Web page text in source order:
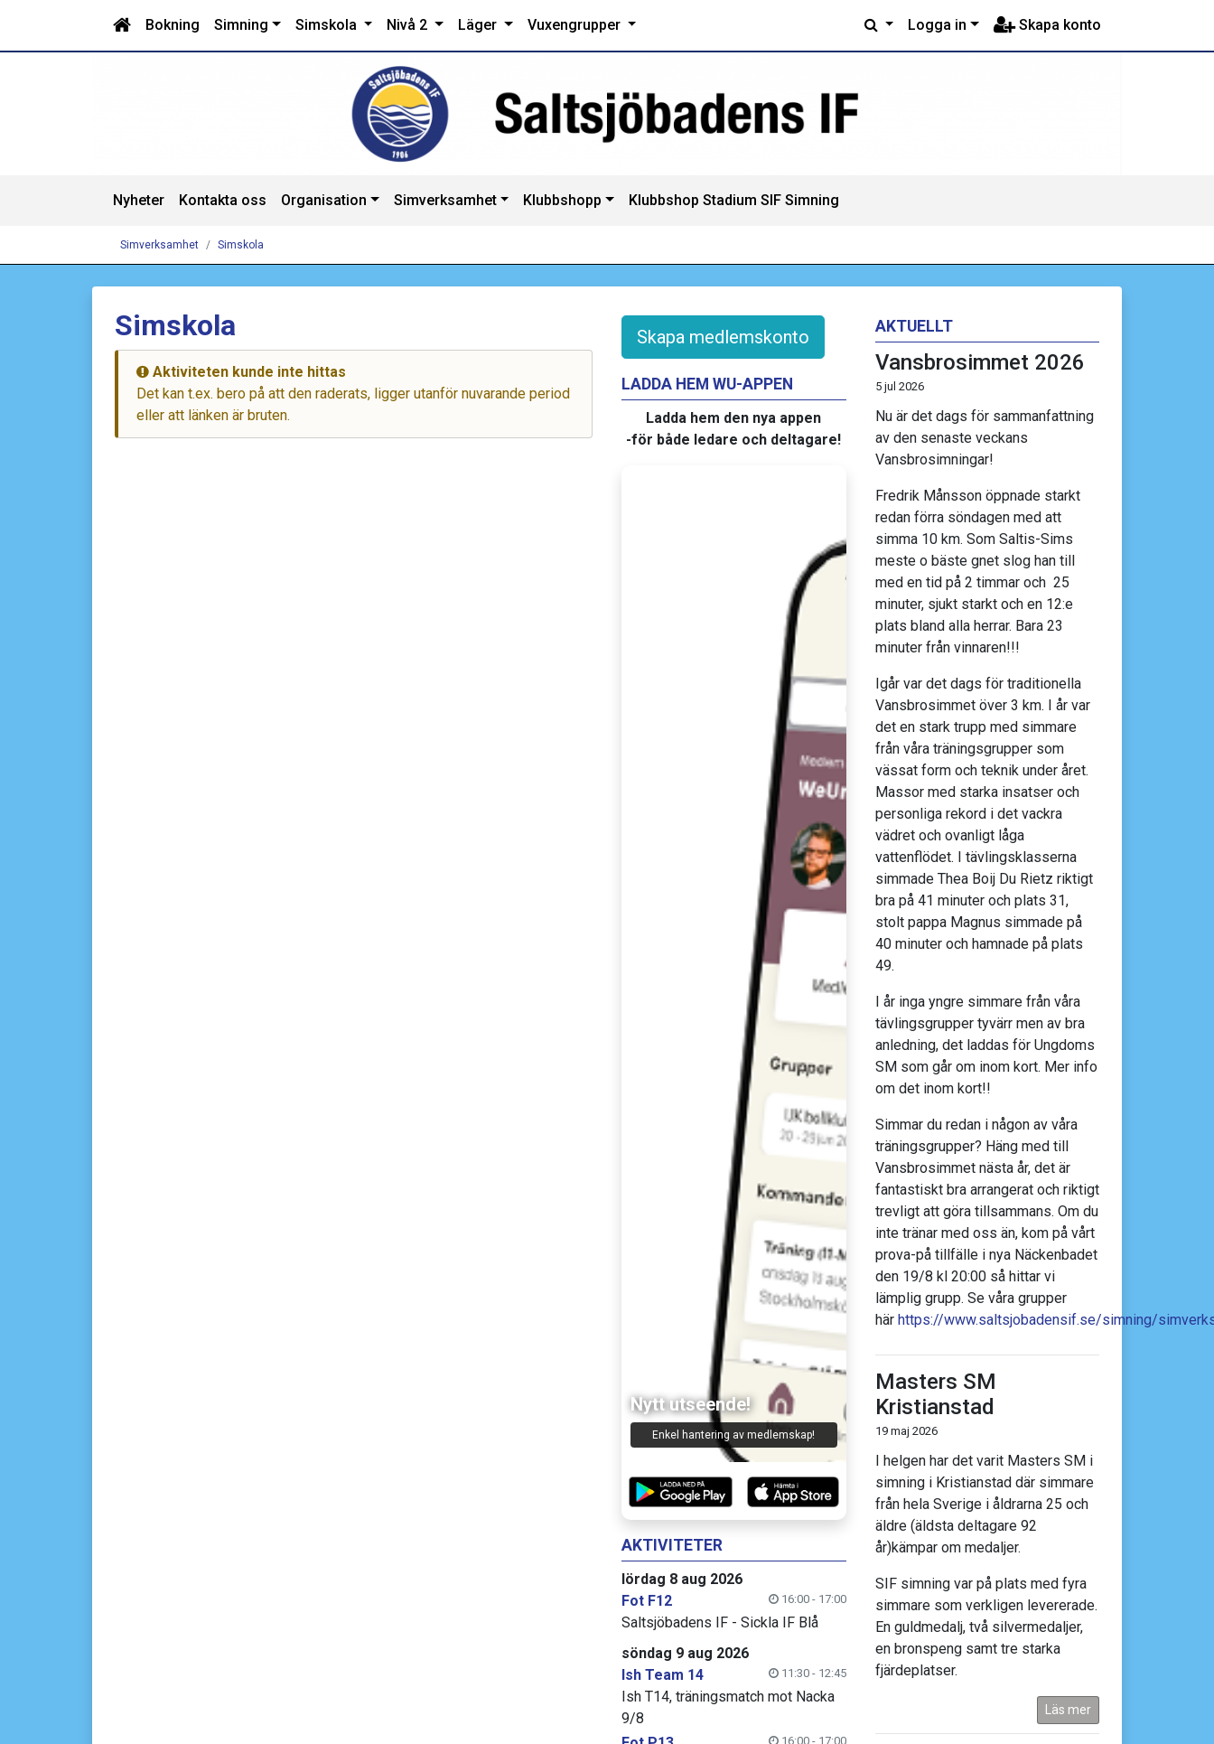
Bokning Simning Simskola Nivå 2 Läger Vuxengrupper Logga in Skapa konto
Nyheter Kontakta oss Organisation Simverksamhet Klubbshopp Klubbshop Stadium SIF Simning
Simverksamhet Simskola
Skapa medlemskonto
LADDA HEM WU-APPEN
Ladda hem den nya appen
-för både ledare och deltagare!
Nytt utseende!
Enkel hantering av medlemskap!
Kommunicera med ledare och
deltagare!
AKTIVITETER
lördag 8 aug 2026
Fot F12
16:00 - 17:00
Saltsjöbadens IF - Sickla IF Blå
söndag 9 aug 2026
Ish Team 14
11:30 - 12:45
Ish T14, träningsmatch mot Nacka
9/8
16:00 - 17:00
Simskola
Aktiviteten kunde inte hittas
Det kan t.ex. bero på att den raderats, ligger utanför nuvarande period
eller att länken är bruten.
AKTUELLT
Vansbrosimmet 2026
5 jul 2026
Nu är det dags för sammanfattning
av den senaste veckans
Vansbrosimningar!
Fredrik Månsson öppnade starkt
redan förra söndagen med att
simma 10 km. Som Saltis-Sims
meste o bäste gnet slog han till
med en tid på 2 timmar och 25
minuter, sjukt starkt och en 12:e
plats bland alla herrar. Bara 23
minuter från vinnaren!!!
Igår var det dags för traditionella
Vansbrosimmet över 3 km. I år var
det en stark trupp med simmare
från våra träningsgrupper som
vässat form och teknik under året.
Massor med starka insatser och
personliga rekord i det vackra
vädret och ovanligt låga
vattenflödet. I tävlingsklasserna
simmade Thea Boij Du Rietz riktigt
bra på 41 minuter och plats 31,
stolt pappa Magnus simmade på
40 minuter och hamnade på plats
49.
I år inga yngre simmare från våra
tävlingsgrupper tyvärr men av bra
anledning, det laddas för Ungdoms
SM som går om inom kort. Mer info
om det inom kort!!
Simmar du redan i någon av våra
träningsgrupper? Häng med till
Vansbrosimmet nästa år, det är
fantastiskt bra arrangerat och riktigt
trevligt att göra tillsammans. Om du
inte tränar med oss än, kom på vårt
prova-på tillfälle i nya Näckenbadet
den 19/8 kl 20:00 så hittar vi
lämplig grupp. Se våra grupper
här https://www.saltsjobadensif.se/simning/
Masters SM
Kristianstad
19 maj 2026
I helgen har det varit Masters SM i
simning i Kristianstad där simmare
från hela Sverige i åldrarna 25 och
äldre (äldsta deltagare 92
år)kämpar om medaljer.
SIF simning var på plats med fyra
simmare som verkligen levererade.
En guldmedalj, två silvermedaljer,
en bronspeng samt tre starka
fjärdeplatser.
Läs mer